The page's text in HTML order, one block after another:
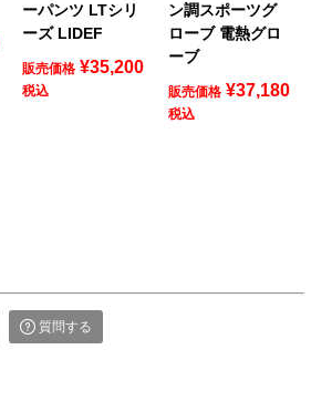
ーパンツ LTシリ
ーズ LIDEF
販売価格 ¥35,200
税込
ン調スポーツグ
ローブ 電熱グロ
ーブ
販売価格 ¥37,180
税込
質問する